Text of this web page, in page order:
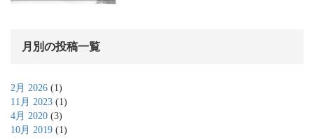
月別の投稿一覧
2月 2026 (1)
11月 2023 (1)
4月 2020 (3)
10月 2019 (1)